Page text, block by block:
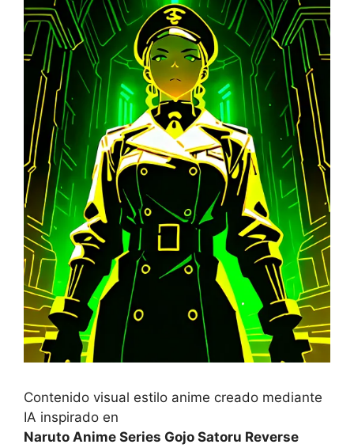
Contenido visual estilo anime creado mediante
IA inspirado en
Naruto Anime Series Gojo Satoru Reverse